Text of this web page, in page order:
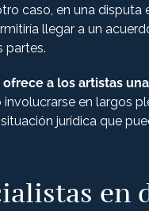
caso, en una disputa
llegar a un
partes.
a los artistas
involucrarse en largos
jurídica que
en